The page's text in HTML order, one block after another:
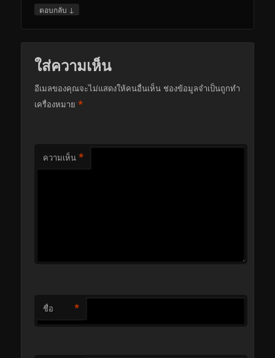
ตอบกลับ ↓
ใส่ความเห็น
อีเมลของคุณจะไม่แสดงให้คนอื่นเห็น ช่องข้อมูลจำเป็นถูกทำ
เครื่องหมาย*
ความเห็น *
ชื่อ *